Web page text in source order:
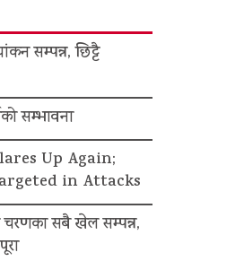
सम्पन्न, छिट्टै
सम्भावना
Up Again;
in Attacks
सबै खेल सम्पन्न,